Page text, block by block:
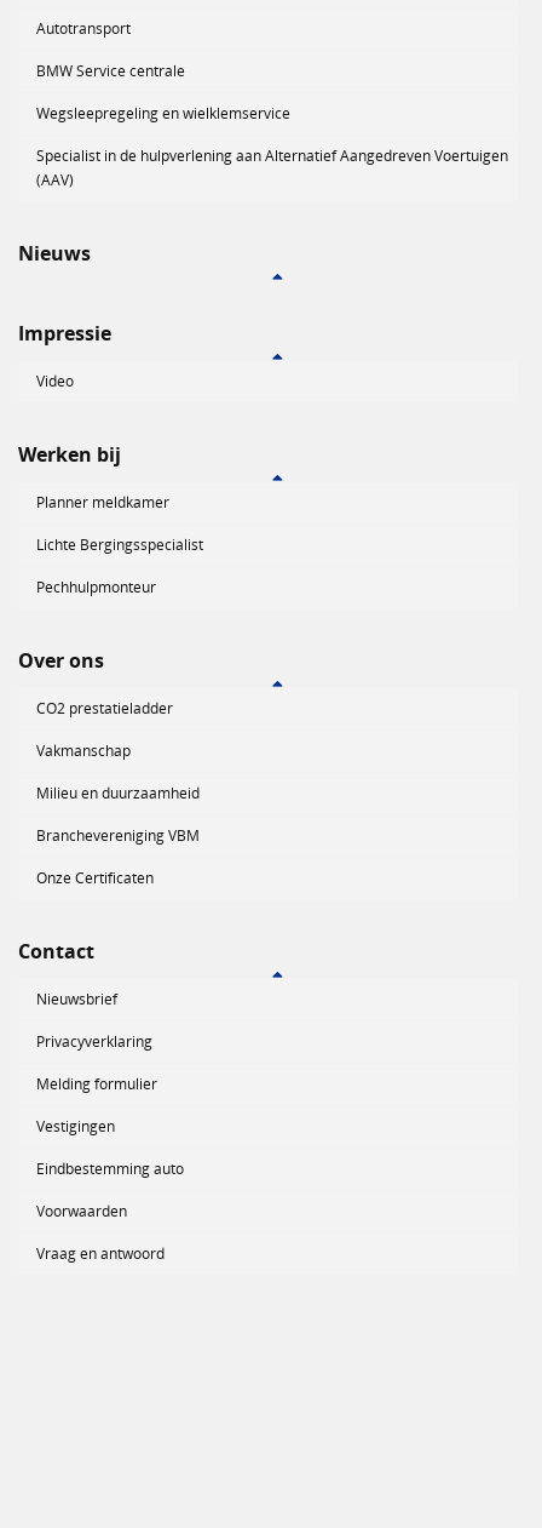
Autotransport
BMW Service centrale
Wegsleepregeling en wielklemservice
Specialist in de hulpverlening aan Alternatief Aangedreven Voertuigen
(AAV)
Nieuws
Impressie
Video
Werken bij
Planner meldkamer
Lichte Bergingsspecialist
Pechhulpmonteur
Over ons
CO2 prestatieladder
Vakmanschap
Milieu en duurzaamheid
Branchevereniging VBM
Onze Certificaten
Contact
Nieuwsbrief
Privacyverklaring
Melding formulier
Vestigingen
Eindbestemming auto
Voorwaarden
Vraag en antwoord